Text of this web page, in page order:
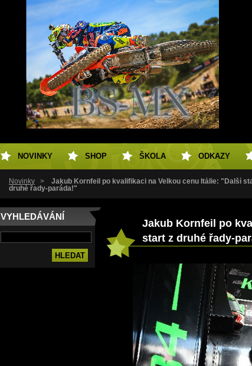
Novinky >
Jakub Kornfeil po kvalifikaci na Velkou cenu Itálie: "Další
druhé řady-paráda!"
VYHLEDÁVÁNÍ
Jakub Kornfeil po
start z druhé řady-
NOVINKY SHOP ŠKOLA ODKAZY